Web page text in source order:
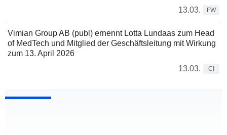
13.03.
FW
Vimian Group AB (publ) ernennt Lotta Lundaas zum Head
of MedTech und Mitglied der Geschäftsleitung mit Wirkung
zum 13. April 2026
13.03.
CI